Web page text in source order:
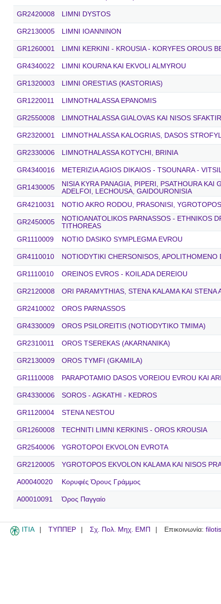
GR2420008 LIMNI DYSTOS
GR2130005 LIMNI IOANNINON
GR1260001 LIMNI KERKINI - KROUSIA - KORYFES OROUS
GR4340022 LIMNI KOURNA KAI EKVOLI ALMYROU
GR1320003 LIMNI ORESTIAS (KASTORIAS)
GR1220011 LIMNOTHALASSA EPANOMIS
GR2550008 LIMNOTHALASSA GIALOVAS KAI NISOS
GR2320001 LIMNOTHALASSA KALOGRIAS, DASOS
GR2330006 LIMNOTHALASSA KOTYCHI, BRINIA
GR4340016 METERIZIA AGIOS DIKAIOS - TSOUNARA -
GR1430005
NISIA KYRA PANAGIA, PIPERI, PSATHOURA
ADELFOI, LECHOUSA, GAIDOURONISIA
GR4210031
NOTIO AKRO RODOU, PRASONISI,
GR2450005
NOTIOANATOLIKOS PARNASSOS - ETHNIKOS
TITHOREAS
GR1110009
NOTIO DASIKO SYMPLEGMA EVROU
GR4110010 NOTIODYTIKI CHERSONISOS, APOLITHOMENO
GR1110010 OREINOS EVROS - KOILADA DEREIOU
GR2120008 ORI PARAMYTHIAS, STENA KALAMA ΚΑΙ STENA
GR2410002 OROS PARNASSOS
GR4330009 OROS PSILOREITIS (NOTIODYTIKO TMIMA)
GR2310011 OROS TSEREKAS (AKARNANIKA)
GR2130009 OROS TYMFI (GKAMILA)
GR1110008 PARAPOTAMIO DASOS VOREIOU EVROU KAI
GR4330006 SOROS - AGKATHI - KEDROS
GR1120004 STENA NESTOU
GR1260008 TECHNITI LIMNI KERKINIS - OROS KROUSIA
GR2540006 YGROTOPOI EKVOLON EVROTA
GR2120005 YGROTOPOS EKVOLON KALAMA KAI NISOS
A00040020 Κορυφές Όρους Γράμμος
A00010091 Όρος Παγγαίο
ITIA ΤΥΠΠΕΡ Σχ. Πολ. Μηχ. ΕΜΠ Επικοινωνία: